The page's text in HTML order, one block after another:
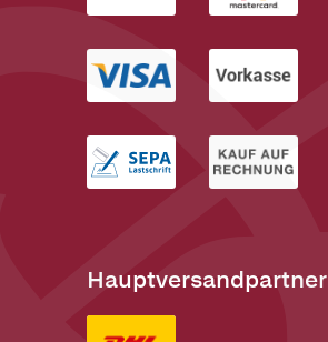
Hauptversandpartner